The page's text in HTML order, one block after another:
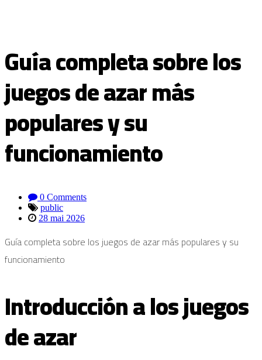
Guía completa sobre los
juegos de azar más
populares y su
funcionamiento
0 Comments
public
28 mai 2026
Guía completa sobre los juegos de azar más populares y su
funcionamiento
Introducción a los juegos
de azar